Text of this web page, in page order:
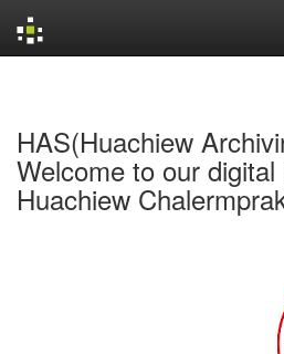
HAS(Huachiew
Welcome to our
Huachiew